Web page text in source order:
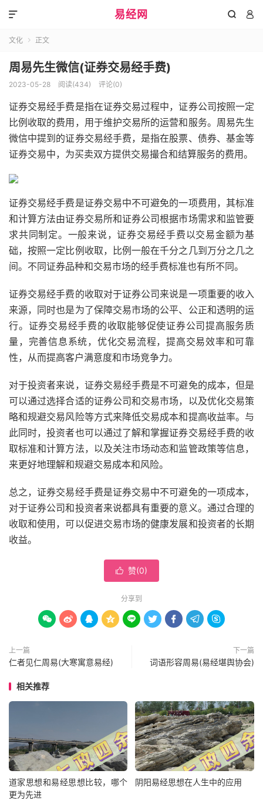
易经网  

文化  正文
周易先生微信(证券交易经手费)
2023-05-28 阅读(434) 评论(0)
证券交易经手费是指在证券交易过程中，证券公司按照一定
比例收取的费用，用于维护交易所的运营和服务。周易先生
微信中提到的证券交易经手费，是指在股票、债券、基金等
证券交易中，为买卖双方提供交易撮合和结算服务的费用。
证券交易经手费是证券交易中不可避免的一项费用，其标准
和计算方法由证券交易所和证券公司根据市场需求和监管要
求共同制定。一般来说，证券交易经手费以交易金额为基
础，按照一定比例收取，比例一般在千分之几到万分之几之
间。不同证券品种和交易市场的经手费标准也有所不同。
证券交易经手费的收取对于证券公司来说是一项重要的收入
来源，同时也是为了保障交易市场的公平、公正和透明的运
行。证券交易经手费的收取能够促使证券公司提高服务质
量，完善信息系统，优化交易流程，提高交易效率和可靠
性，从而提高客户满意度和市场竞争力。
对于投资者来说，证券交易经手费是不可避免的成本，但是
可以通过选择合适的证券公司和交易市场，以及优化交易策
略和规避交易风险等方式来降低交易成本和提高收益率。与
此同时，投资者也可以通过了解和掌握证券交易经手费的收
取标准和计算方法，以及关注市场动态和监管政策等信息，
来更好地理解和规避交易成本和风险。
总之，证券交易经手费是证券交易中不可避免的一项成本，
对于证券公司和投资者来说都具有重要的意义。通过合理的
收取和使用，可以促进交易市场的健康发展和投资者的长期
收益。
 赞(0)
分享到
        
上一篇
仁者见仁周易(大寒寓意易经)
下一篇
词语形容周易(易经堪舆协会)
相关推荐
道家思想和易经思想比较，哪个
更为先进
阴阳易经思想在人生中的应用